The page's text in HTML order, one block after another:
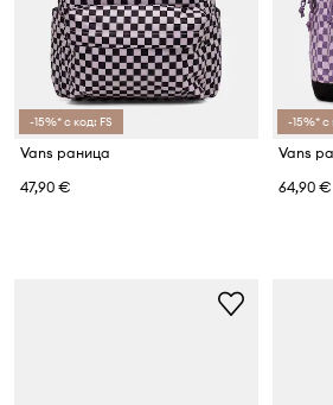
-15%* с код: FS
Vans раница
47,90 €
-15%* с
Vans
64,90 €